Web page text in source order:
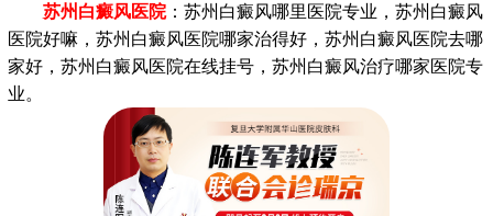
苏州白癜风医院：苏州白癜风哪里医院专业，苏州白癜风
医院好嘛，苏州白癜风医院哪家治得好，苏州白癜风医院去哪
家好，苏州白癜风医院在线挂号，苏州白癜风治疗哪家医院专
业。